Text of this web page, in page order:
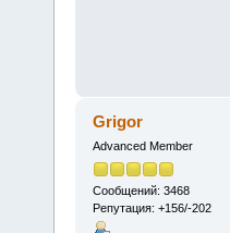
Grigor
Advanced Member
Сообщений: 3468
Репутация: +156/-202